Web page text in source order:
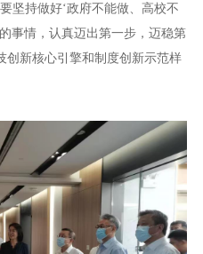
坚持做好‘政府不能做、高校不
事情，认真迈出第一步，迈稳第
创新核心引擎和制度创新示范样